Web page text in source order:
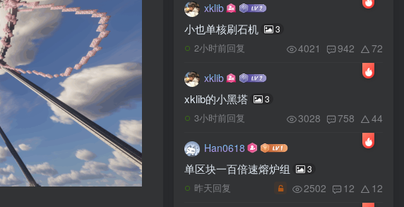
xklib
小也单核刷石机 3
2小时前回复 4021 942 72
xklib
xklib的小黑塔 3
3小时前回复 3028 758 44
Han0618
单区块一百倍速熔炉组 3
昨天回复 2502 12 12